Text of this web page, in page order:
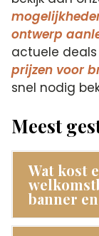
ontwerp
actuele
prijzen voor
snel nodig
Meest
Wat kost
banner